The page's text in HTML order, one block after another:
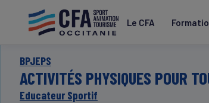
contenu
Le CFA
BPJEPS
ACTIVITÉS PHYSIQUES POUR
Educateur Sportif